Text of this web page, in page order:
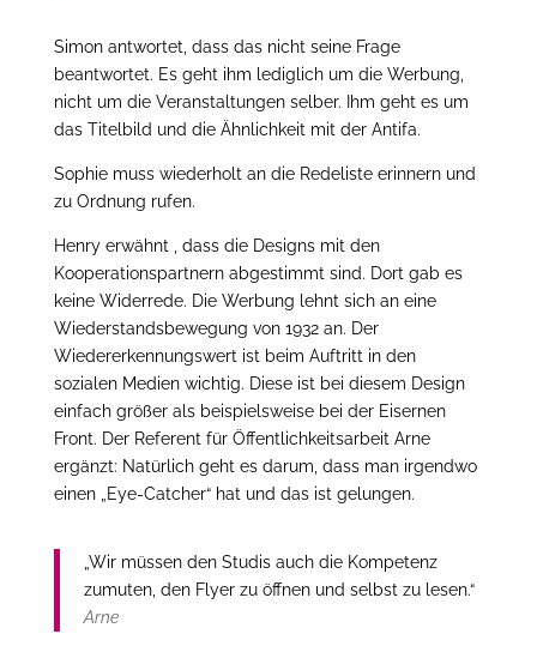
Simon antwortet, dass das nicht seine Frage
beantwortet. Es geht ihm lediglich um die Werbung,
nicht um die Veranstaltungen selber. Ihm geht es um
das Titelbild und die Ähnlichkeit mit der Antifa.
Sophie muss wiederholt an die Redeliste erinnern und
zu Ordnung rufen.
Henry erwähnt , dass die Designs mit den
Kooperationspartnern abgestimmt sind. Dort gab es
keine Widerrede. Die Werbung lehnt sich an eine
Wiederstandsbewegung von 1932 an. Der
Wiedererkennungswert ist beim Auftritt in den
sozialen Medien wichtig. Diese ist bei diesem Design
einfach größer als beispielsweise bei der Eisernen
Front. Der Referent für Öffentlichkeitsarbeit Arne
ergänzt: Natürlich geht es darum, dass man irgendwo
einen „Eye-Catcher“ hat und das ist gelungen.
„Wir müssen den Studis auch die Kompetenz
zumuten, den Flyer zu öffnen und selbst zu lesen.“
Arne